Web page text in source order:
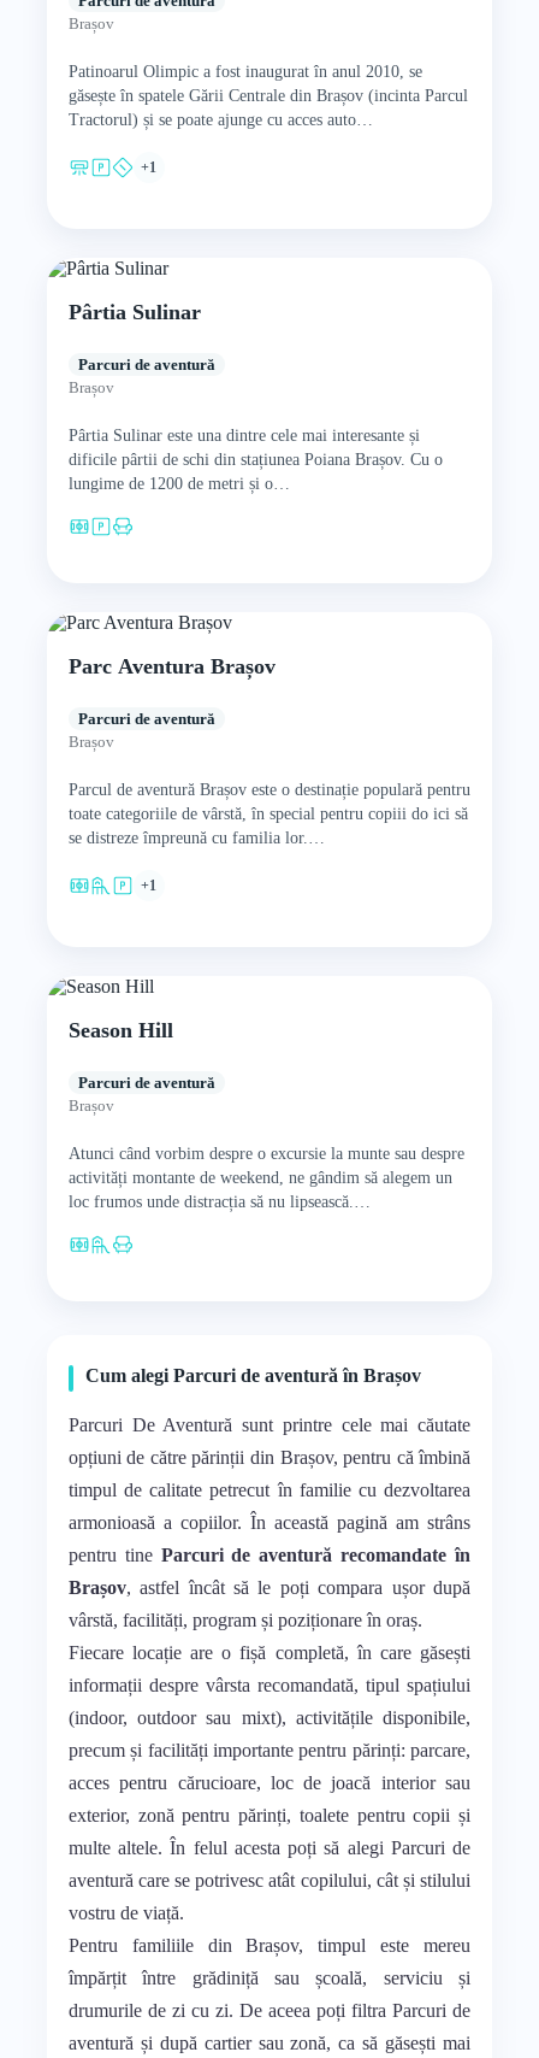
Brașov
Patinoarul Olimpic a fost inaugurat în anul 2010, se
găsește în spatele Gării Centrale din Brașov (incinta Parcul
Tractorul) și se poate ajunge cu acces auto…
+1
Pârtia Sulinar
Parcuri de aventură
Brașov
Pârtia Sulinar este una dintre cele mai interesante și
dificile pârtii de schi din stațiunea Poiana Brașov. Cu o
lungime de 1200 de metri și o…
Parc Aventura Brașov
Parcuri de aventură
Brașov
Parcul de aventură Brașov este o destinație populară pentru
toate categoriile de vârstă, în special pentru copiii do ici să
se distreze împreună cu familia lor.…
+1
Season Hill
Parcuri de aventură
Brașov
Atunci când vorbim despre o excursie la munte sau despre
activități montante de weekend, ne gândim să alegem un
loc frumos unde distracția să nu lipsească.…
Cum alegi Parcuri de aventură în Brașov
Parcuri De Aventură sunt printre cele mai căutate
opțiuni de către părinții din Brașov, pentru că îmbină
timpul de calitate petrecut în familie cu dezvoltarea
armonioasă a copiilor. În această pagină am strâns
pentru tine Parcuri de aventură recomandate în
Brașov, astfel încât să le poți compara ușor după
vârstă, facilități, program și poziționare în oraș.
Fiecare locație are o fișă completă, în care găsești
informații despre vârsta recomandată, tipul spațiului
(indoor, outdoor sau mixt), activitățile disponibile,
precum și facilități importante pentru părinți: parcare,
acces pentru cărucioare, loc de joacă interior sau
exterior, zonă pentru părinți, toalete pentru copii și
multe altele. În felul acesta poți să alegi Parcuri de
aventură care se potrivesc atât copilului, cât și stilului
vostru de viață.
Pentru familiile din Brașov, timpul este mereu
împărțit între grădiniță sau școală, serviciu și
drumurile de zi cu zi. De aceea poți filtra Parcuri de
aventură și după cartier sau zonă, ca să găsești mai